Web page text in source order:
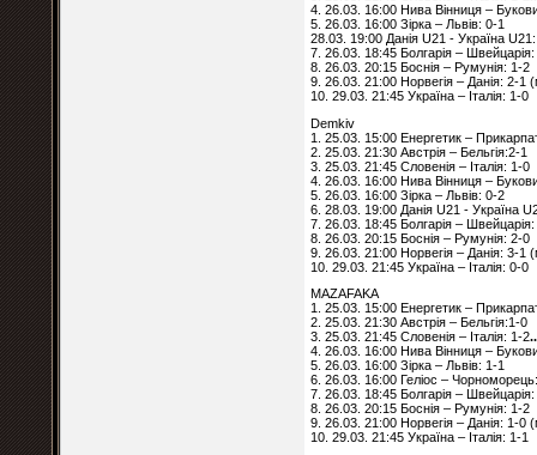
4. 26.03. 16:00 Нива Вінниця –
5. 26.03. 16:00 Зірка – Львів: 0-1
28.03. 19:00 Данія U21 - Україна
7. 26.03. 18:45 Болгарія –
8. 26.03. 20:15 Боснія – Румунія: 1-2
9. 26.03. 21:00 Норвегія – Данія: 2-1
10. 29.03. 21:45 Україна – Італія: 1-0
Demkiv
1. 25.03. 15:00 Енергетик –
2. 25.03. 21:30 Австрія – Бельгія:2-1
3. 25.03. 21:45 Словенія – Італія: 1-0
4. 26.03. 16:00 Нива Вінниця –
5. 26.03. 16:00 Зірка – Львів: 0-2
6. 28.03. 19:00 Данія U21 - Україна
7. 26.03. 18:45 Болгарія –
8. 26.03. 20:15 Боснія – Румунія: 2-0
9. 26.03. 21:00 Норвегія – Данія: 3-1
10. 29.03. 21:45 Україна – Італія: 0-0
MAZAFAKA
1. 25.03. 15:00 Енергетик –
2. 25.03. 21:30 Австрія – Бельгія:1-0
3. 25.03. 21:45 Словенія – Італія: 1-2
4. 26.03. 16:00 Нива Вінниця –
5. 26.03. 16:00 Зірка – Львів: 1-1
6. 26.03. 16:00 Геліос –
7. 26.03. 18:45 Болгарія –
8. 26.03. 20:15 Боснія – Румунія: 1-2
9. 26.03. 21:00 Норвегія – Данія: 1-0
10. 29.03. 21:45 Україна – Італія: 1-1